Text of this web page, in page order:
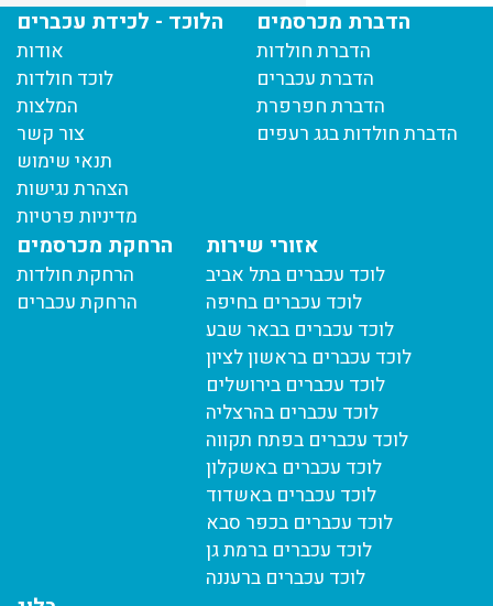
עודכן לאחרונה: 08/02/2026, 13:45הלוכד - לכידת עכברים
אודות
לוכד חולדות
המלצות
צור קשר
תנאי שימוש
הצהרת נגישות
מדיניות פרטיות
הדברת מכרסמים
הדברת חולדות
הדברת עכברים
הדברת חפרפרת
הדברת חולדות בגג רעפים
הרחקת מכרסמים
הרחקת חולדות
הרחקת עכברים
אזורי שירות
לוכד עכברים בתל אביב
לוכד עכברים בחיפה
לוכד עכברים בבאר שבע
לוכד עכברים בראשון לציון
לוכד עכברים בירושלים
לוכד עכברים בהרצליה
לוכד עכברים בפתח תקווה
לוכד עכברים באשקלון
לוכד עכברים באשדוד
לוכד עכברים בכפר סבא
לוכד עכברים ברמת גן
לוכד עכברים ברעננה